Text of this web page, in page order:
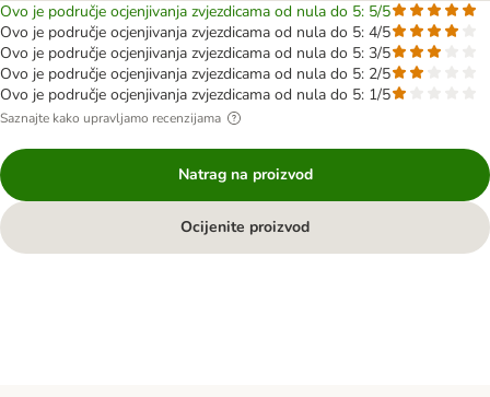
Ovo je područje ocjenjivanja zvjezdicama od nula do 5: 5/5
Ovo je područje ocjenjivanja zvjezdicama od nula do 5: 4/5
Ovo je područje ocjenjivanja zvjezdicama od nula do 5: 3/5
Ovo je područje ocjenjivanja zvjezdicama od nula do 5: 2/5
Ovo je područje ocjenjivanja zvjezdicama od nula do 5: 1/5
Saznajte kako upravljamo recenzijama
Natrag na proizvod
Ocijenite proizvod